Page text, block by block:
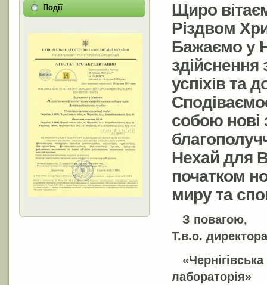
Події
Щиро
Різдвом
Бажаємо у
успіхів та
собою нові
Нехай для
початком
миру та
З повагою,
Т.в.о.